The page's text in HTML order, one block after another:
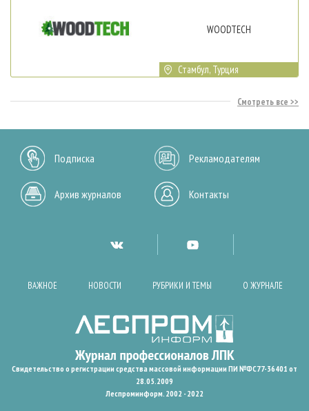
WOODTECH
Стамбул, Турция
Смотреть все
Подписка Рекламодателям
Архив журналов Контакты
ВАЖНОЕ НОВОСТИ РУБРИКИ И ТЕМЫ О ЖУРНАЛЕ
Свидетельство о регистрации средства массовой информации ПИ №ФС77-36401 от
28.05.2009
Леспроминформ. 2002 - 2022